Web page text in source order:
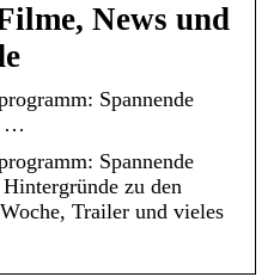
News und
Spannende
…
Spannende
zu den
Trailer und vieles